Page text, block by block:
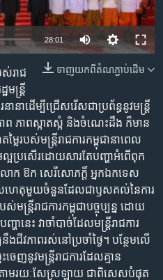
28:01
ទាញ​យក​ពី​តំណភ្ជាប់​ដើម
រាជ
មន្ត្រី
ាដើម្បីជ្រើសរើសជាប្រព័ន្ធនូវមន្ត្រី
ព ភាពស្អាតស្អំ និងចំណេះដឹង ក៏មាន
របស់មន្ត្រីរាជការកម្ពុជានាពេល
ល្អប្រសើរដោយសារតែបញ្ហាអំពើពុក
ោក ឱក សេរីសោភក្តិ៍ អ្នកឯកទេស
ហេតុមួយចំនួនដែលជាឫសគល់នៃការ
មន្ត្រីរាជការកម្ពុជាបច្ចុប្បន្ន ដោយ
នេះ វាចាំបាច់ដែលមន្ត្រីរាជការ
ជីវភាពរស់នៅប្រចាំថ្ងៃ។ បន្ថែមលើ
ចេញនូវមន្ត្រីរាជការដែលគ្មាន
ាមរយៈសែស្រឡាយ ជាពិសេសបំផុត